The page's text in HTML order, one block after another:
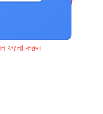
ফলো করুন